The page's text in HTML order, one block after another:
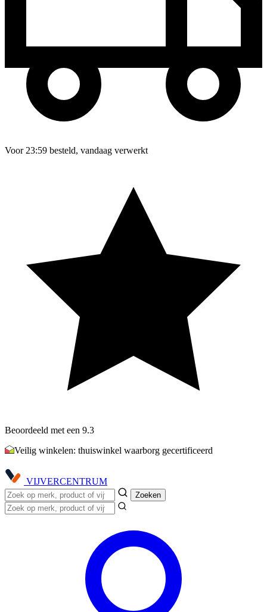
Voor 23:59 besteld, vandaag verwerkt
Beoordeeld met een 9.3
Veilig winkelen: thuiswinkel waarborg gecertificeerd
VIJVERCENTRUM
Zoeken